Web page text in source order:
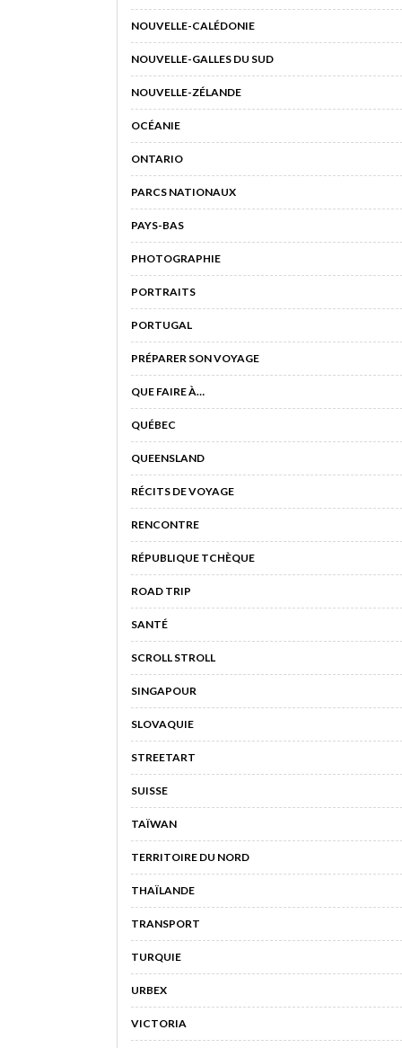
NOUVELLE-CALÉDONIE
NOUVELLE-GALLES DU SUD
NOUVELLE-ZÉLANDE
OCÉANIE
ONTARIO
PARCS NATIONAUX
PAYS-BAS
PHOTOGRAPHIE
PORTRAITS
PORTUGAL
PRÉPARER SON VOYAGE
QUE FAIRE À…
QUÉBEC
QUEENSLAND
RÉCITS DE VOYAGE
RENCONTRE
RÉPUBLIQUE TCHÈQUE
ROAD TRIP
SANTÉ
SCROLL STROLL
SINGAPOUR
SLOVAQUIE
STREETART
SUISSE
TAÏWAN
TERRITOIRE DU NORD
THAÏLANDE
TRANSPORT
TURQUIE
URBEX
VICTORIA